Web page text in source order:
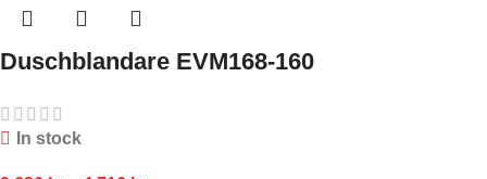
Duschblandare EVM168-160
In stock